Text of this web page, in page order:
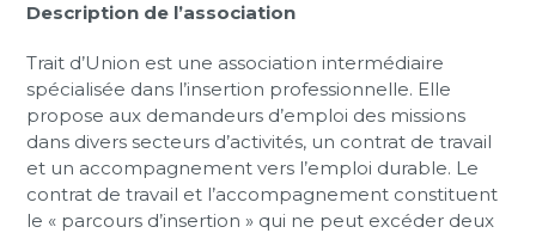
Description de l’association
Trait d’Union est une association intermédiaire
spécialisée dans l’insertion professionnelle. Elle
propose aux demandeurs d’emploi des missions
dans divers secteurs d’activités, un contrat de travail
et un accompagnement vers l’emploi durable. Le
contrat de travail et l’accompagnement constituent
le « parcours d’insertion » qui ne peut excéder deux